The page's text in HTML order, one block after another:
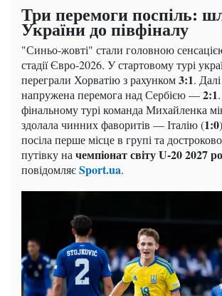
Три перемоги поспіль:
України до півфіналу
"Синьо-жовті" стали головною
стадії Євро-2026. У стартовому турі
переграли Хорватію з рахунком3:1.
напружена перемога над Сербією —2:1
фінальному турі команда Михайленка
здолала чинних фаворитів — Італію (1:0
посіла перше місце в групі та
путівку на чемпіонат світу U-20 2027
повідомляєSport.ua.